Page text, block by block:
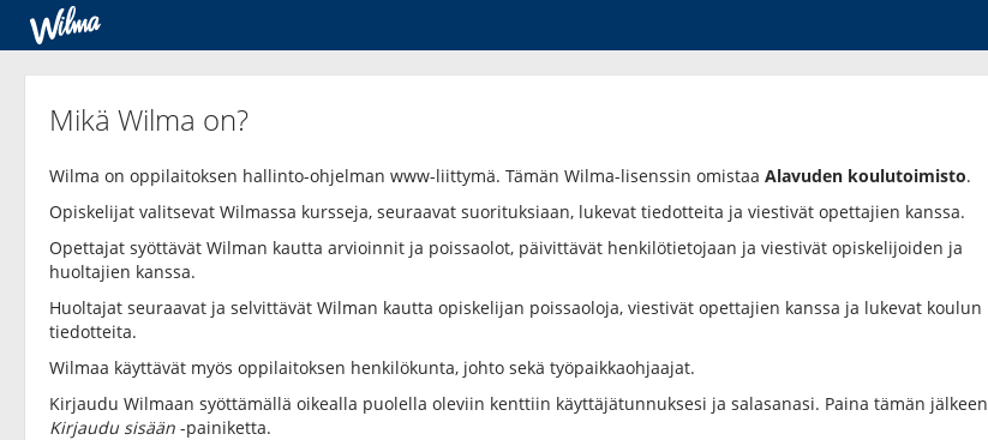
Mikä Wilma on?
Wilma on oppilaitoksen hallinto-ohjelman www-liittymä. Tämän Wilma-lisenssin omistaa Alavuden koulutoimisto.
Opiskelijat valitsevat Wilmassa kursseja, seuraavat suorituksiaan, lukevat tiedotteita ja viestivät opettajien kanssa.
Opettajat syöttävät Wilman kautta arvioinnit ja poissaolot, päivittävät henkilötietojaan ja viestivät opiskelijoiden ja
huoltajien kanssa.
Huoltajat seuraavat ja selvittävät Wilman kautta opiskelijan poissaoloja, viestivät opettajien kanssa ja lukevat koulun
tiedotteita.
Wilmaa käyttävät myös oppilaitoksen henkilökunta, johto sekä työpaikkaohjaajat.
Kirjaudu Wilmaan syöttämällä oikealla puolella oleviin kenttiin käyttäjätunnuksesi ja salasanasi. Paina tämän jälkeen
Kirjaudu sisään -painiketta.